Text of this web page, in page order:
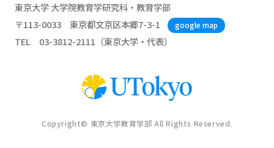
東京大学 大学院教育学研究科・教育学部
〒113-0033 東京都文京区本郷7-3-1
google map
TEL 03-3812-2111（東京大学・代表）
Copyright© 東京大学教育学部 All Rights Reserved.